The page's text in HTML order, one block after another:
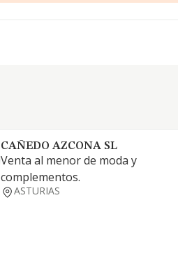
CAÑEDO AZCONA SL
Venta al menor de moda y
complementos.
ASTURIAS